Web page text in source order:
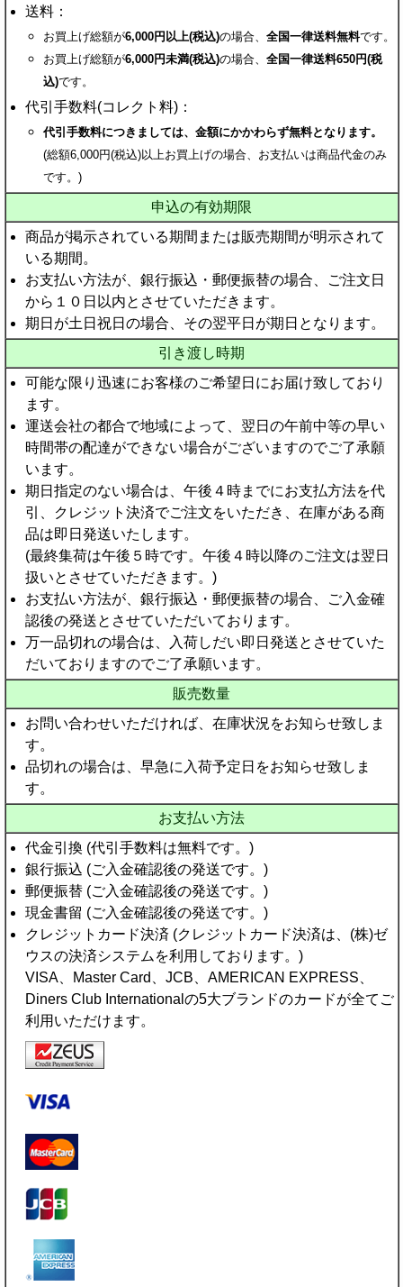
送料：
お買上げ総額が6,000円以上(税込)の場合、 全国一律送料無料です。
お買上げ総額が6,000円未満(税込)の場合、 全国一律送料650円(税
込)です。
代引手数料(コレクト料)：
代引手数料につきましては、金額にかかわらず無料となります。
(総額6,000円(税込)以上お買上げの場合、お支払いは商品代金のみ
です。)
申込の有効期限
商品が掲示されている期間または販売期間が明示されて
いる期間。
お支払い方法が、銀行振込・郵便振替の場合、ご注文日
から１０日以内とさせていただきます。
期日が土日祝日の場合、その翌平日が期日となります。
引き渡し時期
可能な限り迅速にお客様のご希望日にお届け致しており
ます。
運送会社の都合で地域によって、翌日の午前中等の早い
時間帯の配達ができない場合がございますのでご了承願
います。
期日指定のない場合は、午後４時までにお支払方法を代
引、クレジット決済でご注文をいただき、在庫がある商
品は即日発送いたします。
(最終集荷は午後５時です。午後４時以降のご注文は翌日
扱いとさせていただきます。)
お支払い方法が、銀行振込・郵便振替の場合、ご入金確
認後の発送とさせていただいております。
万一品切れの場合は、入荷しだい即日発送とさせていた
だいておりますのでご了承願います。
販売数量
お問い合わせいただければ、在庫状況をお知らせ致しま
す。
品切れの場合は、早急に入荷予定日をお知らせ致しま
す。
お支払い方法
代金引換 (代引手数料は無料です。)
銀行振込 (ご入金確認後の発送です。)
郵便振替 (ご入金確認後の発送です。)
現金書留 (ご入金確認後の発送です。)
クレジットカード決済 (クレジットカード決済は、(株)ゼ
ウスの決済システムを利用しております。)
VISA、Master Card、JCB、AMERICAN EXPRESS、
Diners Club Internationalの5大ブランドのカードが全てご
利用いただけます。